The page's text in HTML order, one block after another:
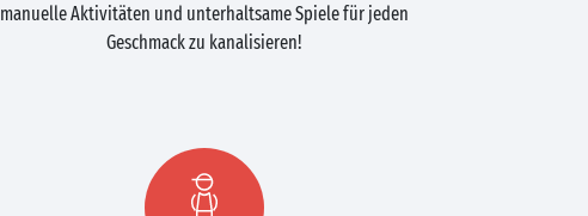
manuelle Aktivitäten und unterhaltsame Spiele für jeden
Geschmack zu kanalisieren!